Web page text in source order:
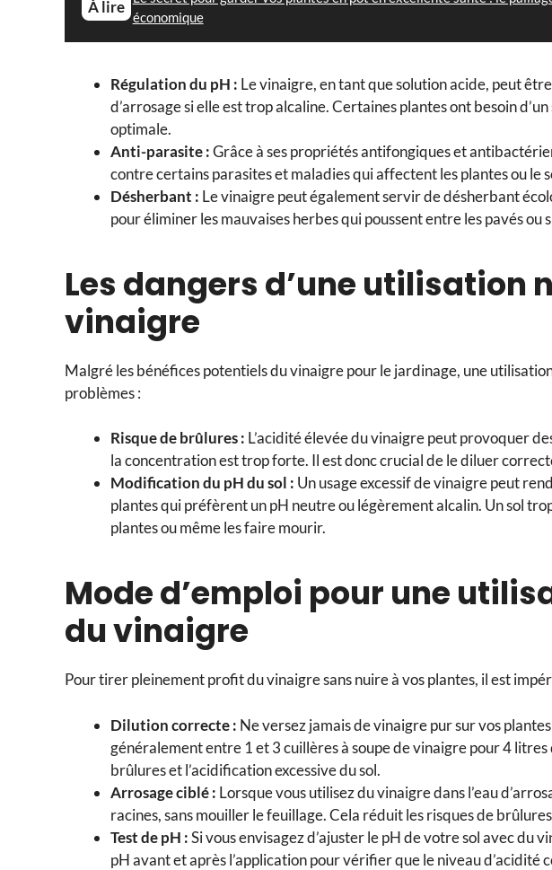
À lire
économique
Régulation du pH : Le vinaigre, en tant que solution acide, peut
d’arrosage si elle est trop alcaline. Certaines plantes ont besoin
optimale.
Anti-parasite :Grâce à ses propriétés antifongiques et
contre certains parasites et maladies qui affectent les plantes ou le
Désherbant : Le vinaigre peut également servir de désherbant
pour éliminer les mauvaises herbes qui poussent entre les pavés ou
Les dangers d’une utilisation
vinaigre
Malgré les bénéfices potentiels du vinaigre pour le jardinage, une
problèmes :
Risque de brûlures : L’acidité élevée du vinaigre peut provoquer
la concentration est trop forte. Il est donc crucial de le diluer
Modification du pH du sol : Un usage excessif de vinaigre peut
plantes qui préfèrent un pH neutre ou légèrement alcalin. Un sol
plantes ou même les faire mourir.
Mode d’emploi pour une
du vinaigre
Pour tirer pleinement profit du vinaigre sans nuire à vos plantes, il est
Dilution correcte : Ne versez jamais de vinaigre pur sur vos
généralement entre 1 et 3 cuillères à soupe de vinaigre pour 4
brûlures et l’acidification excessive du sol.
Arrosage ciblé : Lorsque vous utilisez du vinaigre dans l’eau
racines, sans mouiller le feuillage. Cela réduit les risques de
Test de pH :Si vous envisagez d’ajuster le pH de votre sol avec du
pH avant et après l’application pour vérifier que le niveau d’acidité